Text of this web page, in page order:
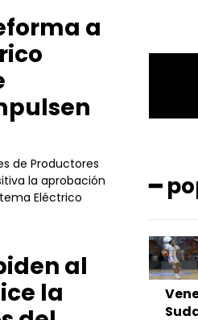
a
de Productores
la aprobación
Eléctrico
al
la
━